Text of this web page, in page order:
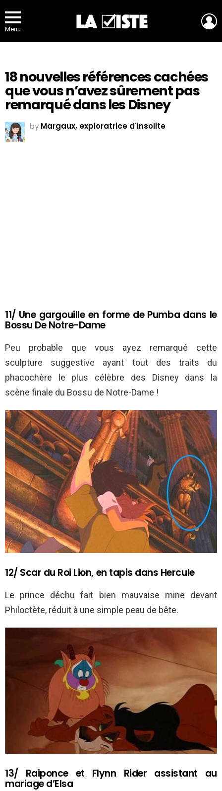
Menu
18 nouvelles références cachées
que vous n’avez sûrement pas
remarqué dans les Disney
by Margaux, exploratrice d'insolite
11/ Une gargouille en forme de Pumba dans le
Bossu De Notre-Dame
Peu probable que vous ayez remarqué cette
sculpture suggestive ayant tout des traits du
phacochère le plus célèbre des Disney dans la
scène finale du Bossu de Notre-Dame !
12/ Scar du Roi Lion, en tapis dans Hercule
Le prince déchu fait bien mauvaise mine devant
Philoctète, réduit à une simple peau de bête.
13/ Raiponce et Flynn Rider assistant au
mariage d’Elsa